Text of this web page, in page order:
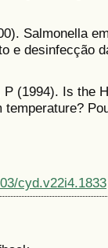
Salmonella
e desinfecção
(1994). Is the
cyd.v22i4.1833